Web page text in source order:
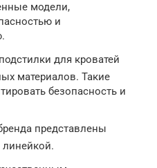
модели,
и
для кроватей
материалов. Такие
безопасность и
представлены